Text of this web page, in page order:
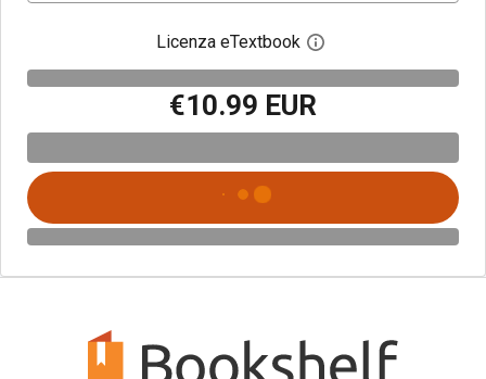
Licenza eTextbook Apri la finestra di
€10.99 EUR